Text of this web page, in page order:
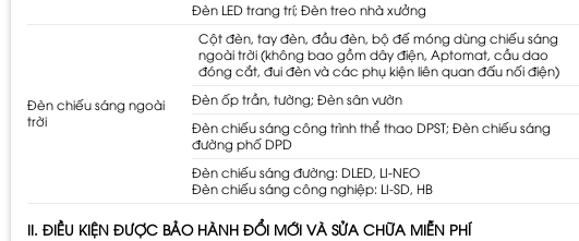
Đèn LED trang trí; Đèn treo nhà xưởng
Đèn chiếu sáng ngoài
trời
Cột đèn, tay đèn, đầu đèn, bộ đế móng dùng chiếu sáng
ngoài trời (không bao gồm dây điện, Aptomat, cầu dao
đóng cắt, đui đèn và các phụ kiện liên quan đấu nối điện)
Đèn ốp trần, tường; Đèn sân vườn
Đèn chiếu sáng công trình thể thao DPST; Đèn chiếu sáng
đường phố DPD
Đèn chiếu sáng đường: DLED, LI-NEO
Đèn chiếu sáng công nghiệp: LI-SD, HB
II. ĐIỀU KIỆN ĐƯỢC BẢO HÀNH ĐỔI MỚI VÀ SỬA CHỮA MIỄN PHÍ